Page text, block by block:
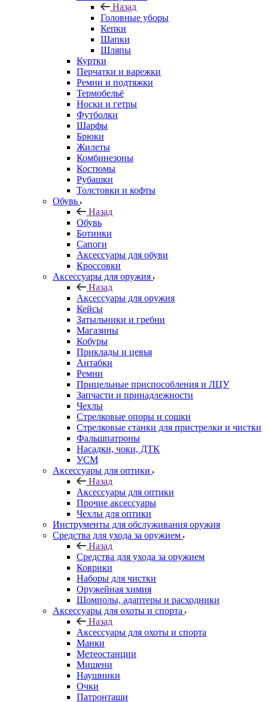
Назад
Головные уборы
Кепки
Шапки
Шляпы
Куртки
Перчатки и варежки
Ремни и подтяжки
Термобельё
Носки и гетры
Футболки
Шарфы
Брюки
Жилеты
Комбинезоны
Костюмы
Рубашки
Толстовки и кофты
Обувь
Назад
Обувь
Ботинки
Сапоги
Аксессуары для обуви
Кроссовки
Аксессуары для оружия
Назад
Аксессуары для оружия
Кейсы
Затыльники и гребни
Магазины
Кобуры
Приклады и цевья
Антабки
Ремни
Прицельные приспособления и ЛЦУ
Запчасти и принадлежности
Чехлы
Стрелковые опоры и сошки
Стрелковые станки для пристрелки и чистки
Фальшпатроны
Насадки, чоки, ДТК
УСМ
Аксессуары для оптики
Назад
Аксессуары для оптики
Прочие аксессуары
Чехлы для оптики
Инструменты для обслуживания оружия
Средства для ухода за оружием
Назад
Средства для ухода за оружием
Коврики
Наборы для чистки
Оружейная химия
Шомполы, адаптеры и расходники
Аксессуары для охоты и спорта
Назад
Аксессуары для охоты и спорта
Манки
Метеостанции
Мишени
Наушники
Очки
Патронташи